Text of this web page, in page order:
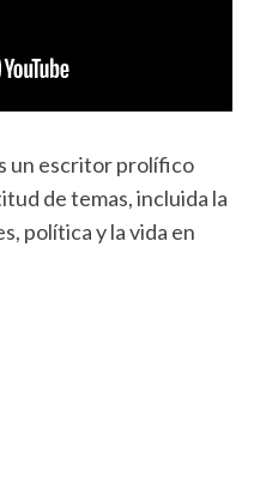
un escritor prolífico
de temas, incluida la
política y la vida en